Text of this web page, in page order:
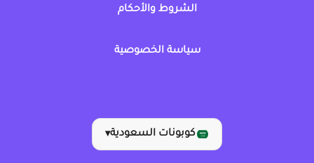
الشروط والأحكام
سياسة الخصوصية
كوبونات السعودية▾